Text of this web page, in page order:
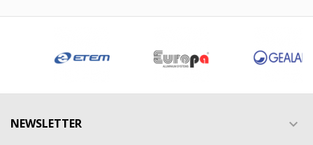
NEWSLETTER 